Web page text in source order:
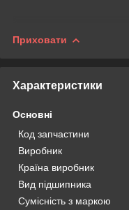
Приховати
Характеристики
Основні
Код запчастини
Виробник
Країна виробник
Вид підшипника
Сумісність з маркою